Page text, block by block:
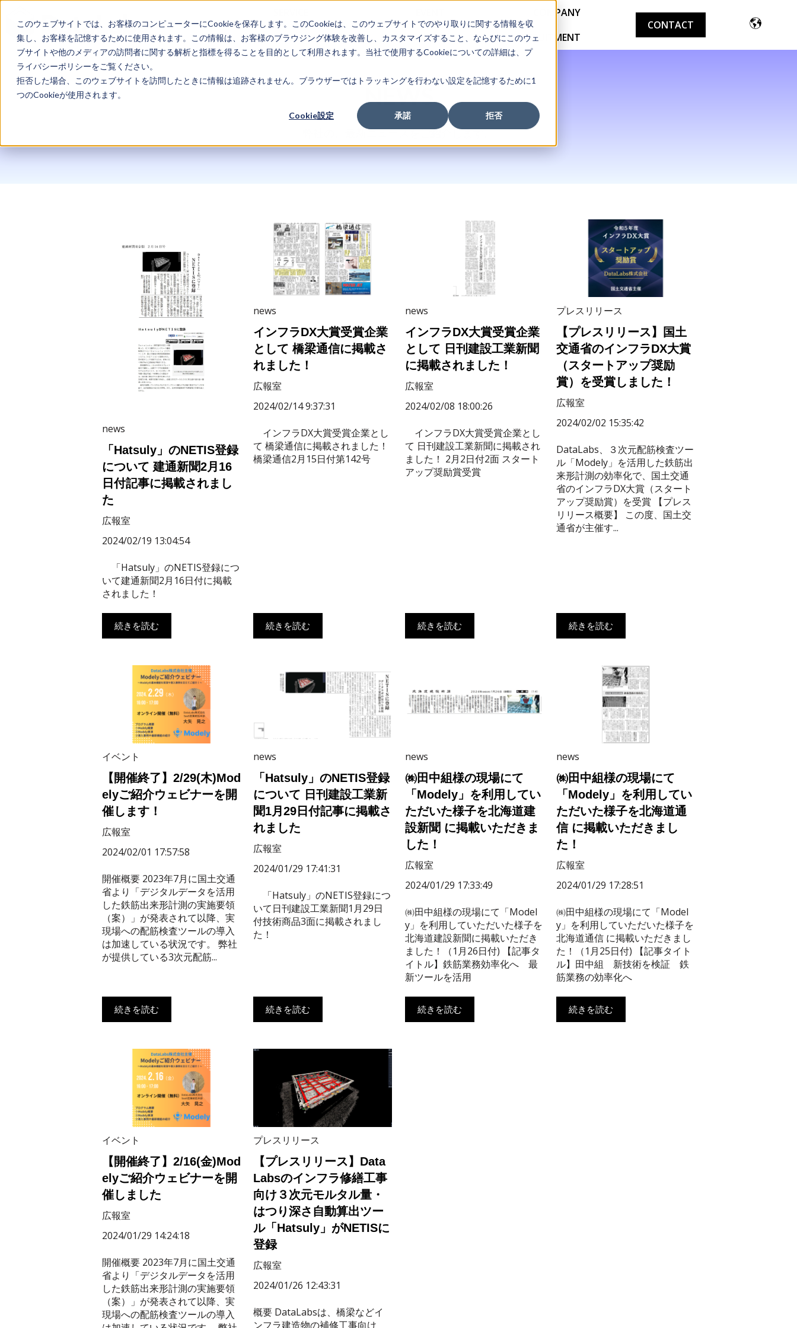
このウェブサイトでは、お客様のコンピューターにCookieを保存します。このCookieは、このウェブサイトでのやり取りに関する情報を収
集し、お客様を記憶するために使用されます。この情報は、お客様のブラウジング体験を改善し、カスタマイズすること、ならびにこのウェ
ブサイトや他のメディアの訪問者に関する解析と指標を得ることを目的として利用されます。当社で使用するCookieについての詳細は、プ
ライバシーポリシーをご覧ください。
拒否した場合、このウェブサイトを訪問したときに情報は追跡されません。ブラウザーではトラッキングを行わない設定を記憶するために1
つのCookieが使用されます。
Cookie設定 承諾 拒否
TEAM
NEWS
COMPANY
RECRUITMENT
CONTACT
NEWS
弊社の、最新ニュースをご紹介します。
news
「Hatsuly」のNETIS登録
について 建通新聞2月16
日付記事に掲載されまし
た
広報室
2024/02/19 13:04:54
「Hatsuly」のNETIS登録につ
いて建通新聞2月16日付に掲載
されました！
続きを読む
news
インフラDX大賞受賞企業
として 橋梁通信に掲載さ
れました！
広報室
2024/02/14 9:37:31
インフラDX大賞受賞企業とし
て 橋梁通信に掲載されました！
橋梁通信2月15日付第142号
続きを読む
news
インフラDX大賞受賞企業
として 日刊建設工業新聞
に掲載されました！
広報室
2024/02/08 18:00:26
インフラDX大賞受賞企業とし
て 日刊建設工業新聞に掲載され
ました！ 2月2日付2面 スタート
アップ奨励賞受賞
続きを読む
プレスリリース
【プレスリリース】国土
交通省のインフラDX大賞
（スタートアップ奨励
賞）を受賞しました！
広報室
2024/02/02 15:35:42
DataLabs、３次元配筋検査ツー
ル「Modely」を活用した鉄筋出
来形計測の効率化で、国土交通
省のインフラDX大賞（スタート
アップ奨励賞）を受賞 【プレス
リリース概要】 この度、国土交
通省が主催す...
続きを読む
イベント
【開催終了】2/29(木)Mod
elyご紹介ウェビナーを開
催します！
広報室
2024/02/01 17:57:58
開催概要 2023年7月に国土交通
省より「デジタルデータを活用
した鉄筋出来形計測の実施要領
（案）」が発表されて以降、実
現場への配筋検査ツールの導入
は加速している状況です。 弊社
が提供している3次元配筋...
続きを読む
news
「Hatsuly」のNETIS登録
について 日刊建設工業新
聞1月29日付記事に掲載さ
れました
広報室
2024/01/29 17:41:31
「Hatsuly」のNETIS登録につ
いて日刊建設工業新聞1月29日
付技術商品3面に掲載されまし
た！
続きを読む
news
㈱田中組様の現場にて
「Modely」を利用してい
ただいた様子を北海道建
設新聞 に掲載いただきま
した！
広報室
2024/01/29 17:33:49
㈱田中組様の現場にて「Model
y」を利用していただいた様子を
北海道建設新聞に掲載いただき
ました！（1月26日付) 【記事タ
イトル】鉄筋業務効率化へ 最
新ツールを活用
続きを読む
news
㈱田中組様の現場にて
「Modely」を利用してい
ただいた様子を北海道通
信 に掲載いただきまし
た！
広報室
2024/01/29 17:28:51
㈱田中組様の現場にて「Model
y」を利用していただいた様子を
北海道通信 に掲載いただきまし
た！（1月25日付) 【記事タイト
ル】田中組 新技術を検証 鉄
筋業務の効率化へ
続きを読む
イベント
【開催終了】2/16(金)Mod
elyご紹介ウェビナーを開
催しました
広報室
2024/01/29 14:24:18
開催概要 2023年7月に国土交通
省より「デジタルデータを活用
した鉄筋出来形計測の実施要領
（案）」が発表されて以降、実
現場への配筋検査ツールの導入
プレスリリース
【プレスリリース】Data
Labsのインフラ修繕工事
向け３次元モルタル量・
はつり深さ自動算出ツー
ル「Hatsuly」がNETISに
登録
広報室
2024/01/26 12:43:31
概要 DataLabsは、橋梁などイ
ンフラ建造物の補修工事向け